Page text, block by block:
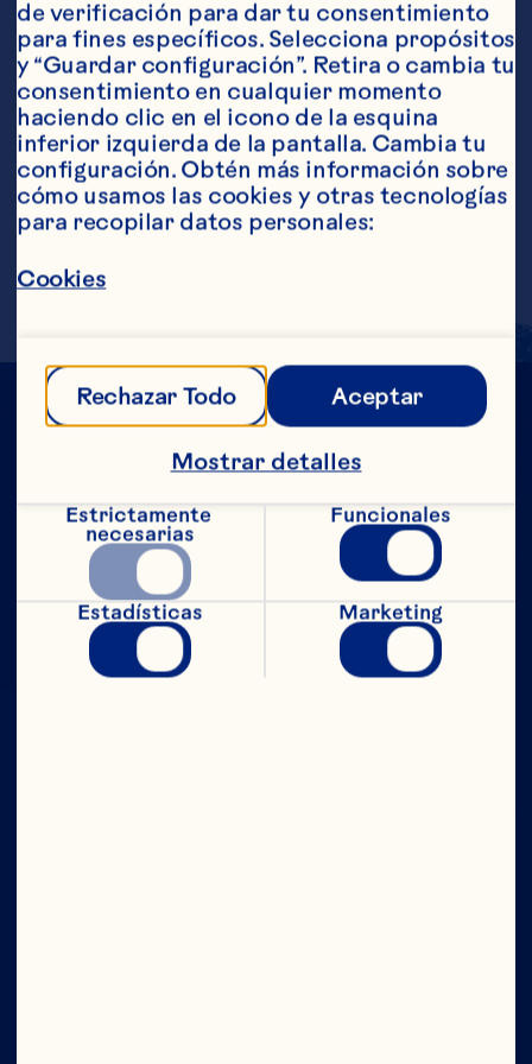
Ingredientes
6 onzas de Bebida de cranberry 2 onzas de jugo
de naranja 2 onzas de Ginger ale Adorno de
cáscara de Naranja
Pasos
Vacíe todos los ingredientes, excepto el
adorno en un vaso con hielo. Adorne con
la naranja. Raciones aproximadas: 1
CON TODO
EL PODER
de verificación para dar tu consentimiento
para fines específicos. Selecciona propósitos
y “Guardar configuración”. Retira o cambia tu
consentimiento en cualquier momento
haciendo clic en el icono de la esquina
inferior izquierda de la pantalla. Cambia tu
configuración. Obtén más información sobre
cómo usamos las cookies y otras tecnologías
para recopilar datos personales:
Cookies
Rechazar Todo Aceptar
Mostrar detalles
Estrictamente
necesarias
Funcionales
Estadísticas Marketing